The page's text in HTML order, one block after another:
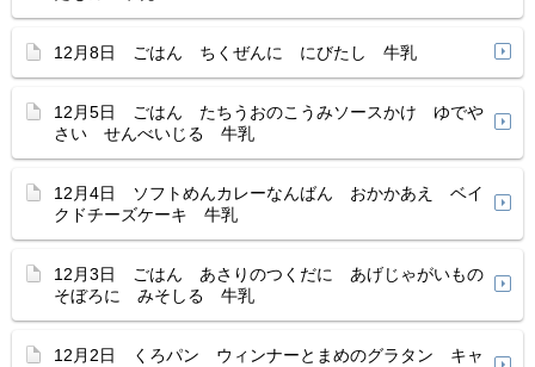
12月8日 ごはん ちくぜんに にびたし 牛乳
12月5日 ごはん たちうおのこうみソースかけ ゆでや
さい せんべいじる 牛乳
12月4日 ソフトめんカレーなんばん おかかあえ ベイ
クドチーズケーキ 牛乳
12月3日 ごはん あさりのつくだに あげじゃがいもの
そぼろに みそしる 牛乳
12月2日 くろパン ウィンナーとまめのグラタン キャ